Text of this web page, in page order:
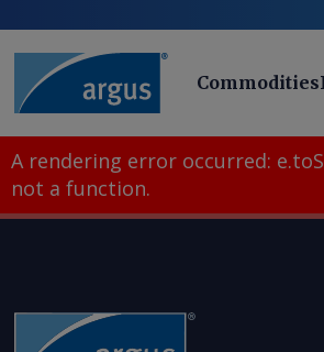
Commodities
A rendering error occurred:
not a function.